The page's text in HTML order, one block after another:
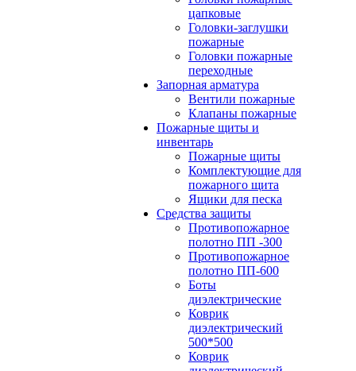
цапковые
Головки-заглушки
пожарные
Головки пожарные
переходные
Запорная арматура
Вентили пожарные
Клапаны пожарные
Пожарные щиты и
инвентарь
Пожарные щиты
Комплектующие для
пожарного щита
Ящики для песка
Средства защиты
Противопожарное
полотно ПП -300
Противопожарное
полотно ПП-600
Боты
диэлектрические
Коврик
диэлектрический
500*500
Коврик